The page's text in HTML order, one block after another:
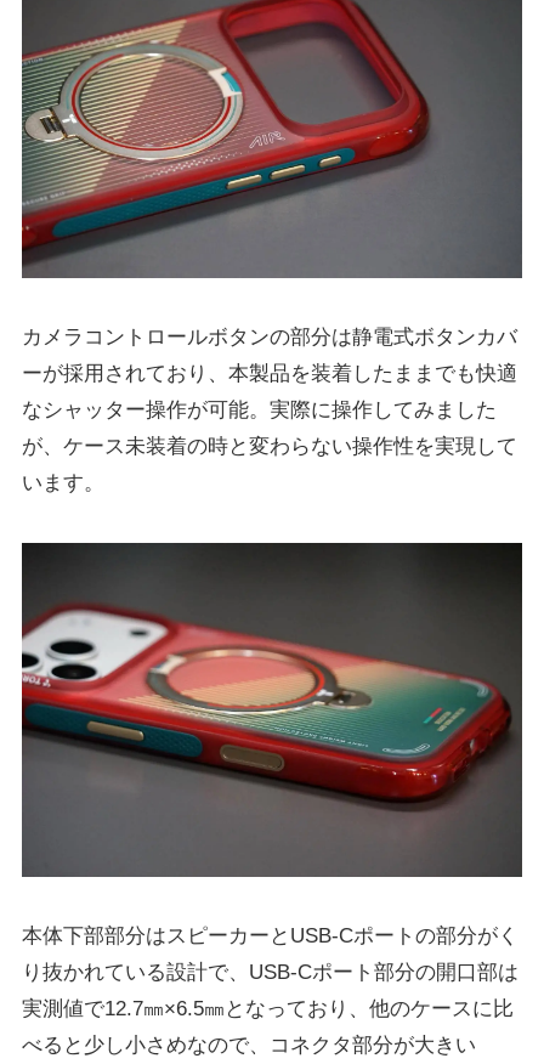
カメラコントロールボタンの部分は静電式ボタンカバ
ーが採用されており、本製品を装着したままでも快適
なシャッター操作が可能。実際に操作してみました
が、ケース未装着の時と変わらない操作性を実現して
います。
本体下部部分はスピーカーとUSB-Cポートの部分がく
り抜かれている設計で、USB-Cポート部分の開口部は
実測値で12.7㎜×6.5㎜となっており、他のケースに比
べると少し小さめなので、コネクタ部分が大きい